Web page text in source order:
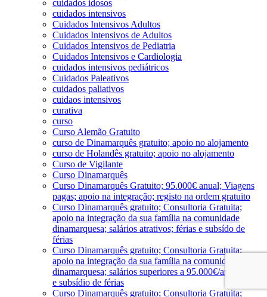
cuidados idosos
cuidados intensivos
Cuidados Intensivos Adultos
Cuidados Intensivos de Adultos
Cuidados Intensivos de Pediatria
Cuidados Intensivos e Cardiologia
cuidados intensivos pediátricos
Cuidados Paleativos
cuidados paliativos
cuidaos intensivos
curativa
curso
Curso Alemão Gratuito
curso de Dinamarquês gratuito; apoio no alojamento
curso de Holandês gratuito; apoio no alojamento
Curso de Vigilante
Curso Dinamarquês
Curso Dinamarquês Gratuito; 95.000€ anual; Viagens
pagas; apoio na integração; registo na ordem gratuito
Curso Dinamarquês gratuito; Consultoria Gratuita;
apoio na integração da sua família na comunidade
dinamarquesa; salários atrativos; férias e subsído de
férias
Curso Dinamarquês gratuito; Consultoria Gratuita;
apoio na integração da sua família na comunidade
dinamarquesa; salários superiores a 95.000€/ano; férias
e subsídio de férias
Curso Dinamarquês gratuito; Consultoria Gratuita;